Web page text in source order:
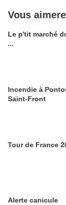
Vous
Le p'tit marché
...
Incendie à
Saint-Front
Tour de France
Alerte canicule